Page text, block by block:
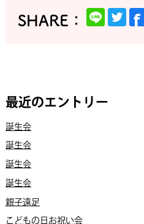
最近のエントリー
誕生会
誕生会
誕生会
誕生会
親子遠足
こどもの日お祝い会